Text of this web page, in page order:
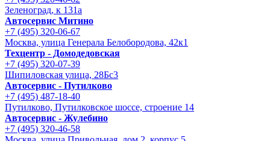
Зеленоград, к 131а
Автосервис Митино
+7 (495) 320-06-67
Москва, улица Генерала Белобородова, 42к1
Техцентр - Домодедовская
+7 (495) 320-07-39
Шипиловская улица, 28Бс3
Автосервис - Путилково
+7 (495) 487-18-40
Путилково, Путилковское шоссе, строение 14
Автосервис - Жулебино
+7 (495) 320-46-58